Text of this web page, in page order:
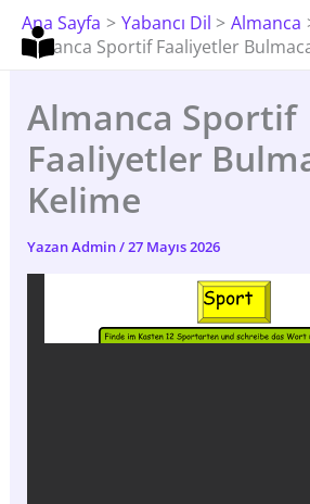
İçeriğe
Atla
Ana Sayfa Yabancı Dil
Almanca
Almanca Sportif Faaliyetler
Almanca Sportif
Faaliyetler
Kelime
YazanAdmin/27 Mayıs 2026